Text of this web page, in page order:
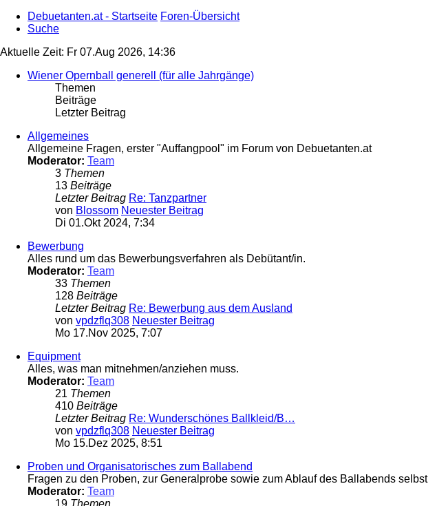
Debuetanten.at - Startseite Foren-Übersicht
Suche
Aktuelle Zeit: Fr 07.Aug 2026, 14:36
Wiener Opernball generell (für alle Jahrgänge)
Themen
Beiträge
Letzter Beitrag
Allgemeines
Allgemeine Fragen, erster "Auffangpool" im Forum von Debuetanten.at
Moderator: Team
3 Themen
13 Beiträge
Letzter Beitrag Re: Tanzpartner
von Blossom Neuester Beitrag
Di 01.Okt 2024, 7:34
Bewerbung
Alles rund um das Bewerbungsverfahren als Debütant/in.
Moderator: Team
33 Themen
128 Beiträge
Letzter Beitrag Re: Bewerbung aus dem Ausland
von vpdzflq308 Neuester Beitrag
Mo 17.Nov 2025, 7:07
Equipment
Alles, was man mitnehmen/anziehen muss.
Moderator: Team
21 Themen
410 Beiträge
Letzter Beitrag Re: Wunderschönes Ballkleid/B…
von vpdzflq308 Neuester Beitrag
Mo 15.Dez 2025, 8:51
Proben und Organisatorisches zum Ballabend
Fragen zu den Proben, zur Generalprobe sowie zum Ablauf des Ballabends selbst
Moderator: Team